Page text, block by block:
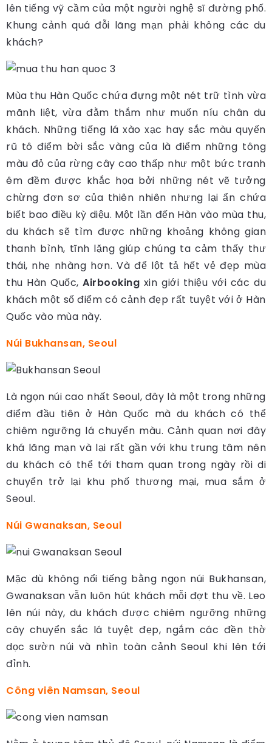
lên tiếng vỹ cầm của một người nghệ sĩ đường phố.
Khung cảnh quá đỗi lãng mạn phải không các du
khách?
Mùa thu Hàn Quốc chứa đựng một nét trữ tình vừa
mãnh liệt, vừa đằm thắm như muốn níu chân du
khách. Những tiếng lá xào xạc hay sắc màu quyến
rũ tô điểm bời sắc vàng của là điểm những tông
màu đỏ của rừng cây cao thấp như một bức tranh
êm đềm được khắc họa bởi những nét vẽ tưởng
chừng đơn sơ của thiên nhiên nhưng lại ẩn chứa
biết bao điều kỳ diệu. Một lần đến Hàn vào mùa thu,
du khách sẽ tìm được những khoảng không gian
thanh bình, tĩnh lặng giúp chúng ta cảm thấy thư
thái, nhẹ nhàng hơn. Và để lột tả hết vẻ đẹp mùa
thu Hàn Quốc,Airbooking xin giới thiệu với các du
khách một số điểm có cảnh đẹp rất tuyệt với ở Hàn
Quốc vào mùa này.
Núi Bukhansan, Seoul
Là ngọn núi cao nhất Seoul, đây là một trong những
điểm đầu tiên ở Hàn Quốc mà du khách có thể
chiêm ngưỡng lá chuyển màu. Cảnh quan nơi đây
khá lãng mạn và lại rất gần với khu trung tâm nên
du khách có thể tới tham quan trong ngày rồi di
chuyển trở lại khu phố thương mại, mua sắm ở
Seoul.
Núi Gwanaksan, Seoul
Mặc dù không nổi tiếng bằng ngọn núi Bukhansan,
Gwanaksan vẫn luôn hút khách mỗi đợt thu về. Leo
lên núi này, du khách được chiêm ngưỡng những
cây chuyển sắc lá tuyệt đẹp, ngắm các đền thờ
dọc sườn núi và nhìn toàn cảnh Seoul khi lên tới
đỉnh.
Công viên Namsan, Seoul